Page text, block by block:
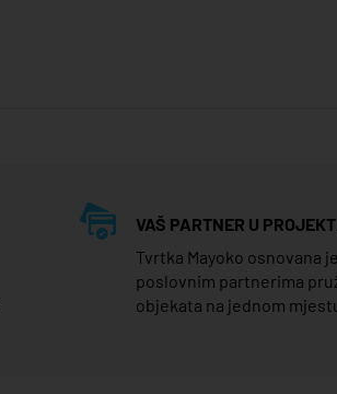
VAŠ PARTNER U
Tvrtka Mayoko osnovana
poslovnim partnerima
objekata na jednom